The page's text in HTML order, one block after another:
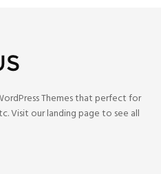
Themes that perfect for
Visit our landing page to see all